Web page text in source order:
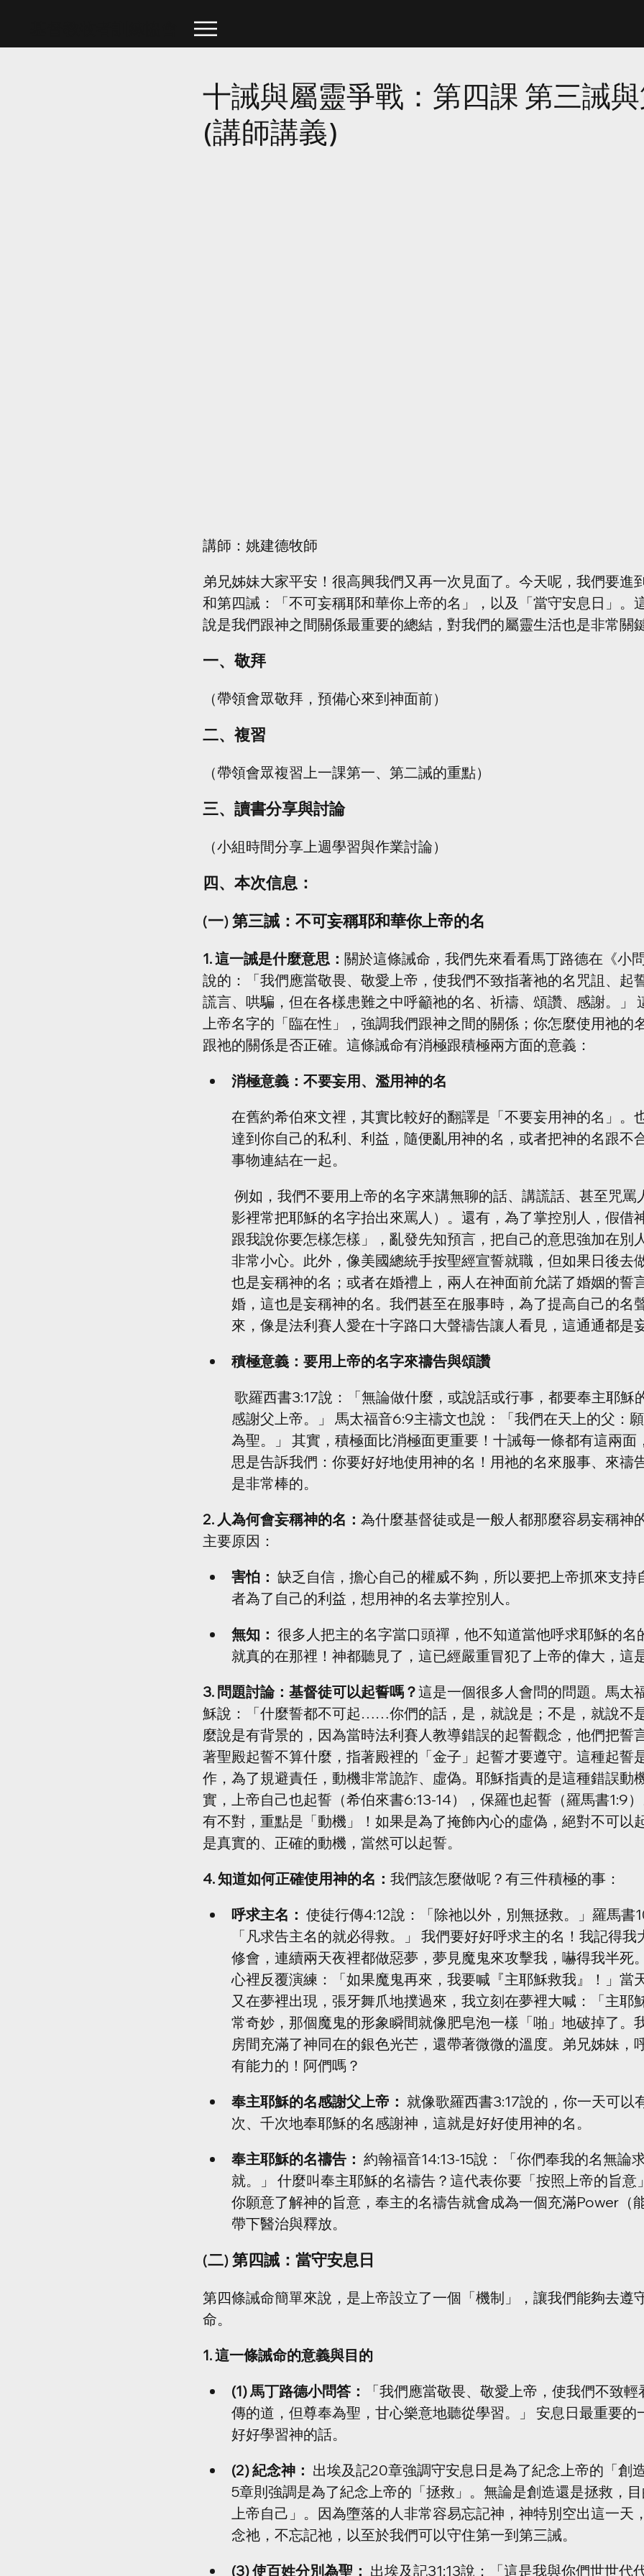
十誡與屬靈爭戰：第四課 第三誡
(講師講義)
講師：姚建德牧師
弟兄姊妹大家平安！很高興我們又再一次見面了。今天呢，我們要進
和第四誡：「不可妄稱耶和華你上帝的名」，以及「當守安息日」。
說是我們跟神之間關係最重要的總結，對我們的屬靈生活也是非常關鍵
一、敬拜
（帶領會眾敬拜，預備心來到神面前）
二、複習
（帶領會眾複習上一課第一、第二誡的重點）
三、讀書分享與討論
（小組時間分享上週學習與作業討論）
四、本次信息：
(一) 第三誡：不可妄稱耶和華你上帝的名
1. 這一誡是什麼意思： 關於這條誡命，我們先來看看馬丁路德在《小
說的：「我們應當敬畏、敬愛上帝，使我們不致指著祂的名咒詛、起
謊言、哄騙，但在各樣患難之中呼籲祂的名、祈禱、頌讚、感謝。」
上帝名字的「臨在性」，強調我們跟神之間的關係；你怎麼使用祂的
跟祂的關係是否正確。這條誡命有消極跟積極兩方面的意義：
消極意義：不要妄用、濫用神的名
在舊約希伯來文裡，其實比較好的翻譯是「不要妄用神的名」。
達到你自己的私利、利益，隨便亂用神的名，或者把神的名跟不
事物連結在一起。
影裡常把耶穌的名字抬出來罵人）。還有，為了掌控別人，假借
跟我說你要怎樣怎樣」，亂發先知預言，把自己的意思強加在別
非常小心。此外，像美國總統手按聖經宣誓就職，但如果日後去
也是妄稱神的名；或者在婚禮上，兩人在神面前允諾了婚姻的誓
婚，這也是妄稱神的名。我們甚至在服事時，為了提高自己的名
來，像是法利賽人愛在十字路口大聲禱告讓人看見，這通通都是
積極意義：要用上帝的名字來禱告與頌讚
感謝父上帝。」 馬太福音6:9主禱文也說：「我們在天上的父：
為聖。」 其實，積極面比消極面更重要！十誡每一條都有這兩面
思是告訴我們：你要好好地使用神的名！用祂的名來服事、來禱
是非常棒的。
2. 人為何會妄稱神的名： 為什麼基督徒或是一般人都那麼容易妄稱神
主要原因：
害怕： 缺乏自信，擔心自己的權威不夠，所以要把上帝抓來支持
者為了自己的利益，想用神的名去掌控別人。
無知： 很多人把主的名字當口頭禪，他不知道當他呼求耶穌的名
就真的在那裡！神都聽見了，這已經嚴重冒犯了上帝的偉大，這
3. 問題討論：基督徒可以起誓嗎？這是一個很多人會問的問題。馬太
穌說：「什麼誓都不可起……你們的話，是，就說是；不是，就說不
麼說是有背景的，因為當時法利賽人教導錯誤的起誓觀念，他們把誓
著聖殿起誓不算什麼，指著殿裡的「金子」起誓才要遵守。這種起誓
作，為了規避責任，動機非常詭詐、虛偽。耶穌指責的是這種錯誤動
實，上帝自己也起誓（希伯來書6:13-14），保羅也起誓（羅馬書1:9
有不對，重點是「動機」！如果是為了掩飾內心的虛偽，絕對不可以
是真實的、正確的動機，當然可以起誓。
4. 知道如何正確使用神的名： 我們該怎麼做呢？有三件積極的事：
呼求主名： 使徒行傳4:12說：「除祂以外，別無拯救。」羅馬書
「凡求告主名的就必得救。」 我們要好好呼求主的名！我記得我
修會，連續兩天夜裡都做惡夢，夢見魔鬼來攻擊我，嚇得我半死
心裡反覆演練：「如果魔鬼再來，我要喊『主耶穌救我』！」當
又在夢裡出現，張牙舞爪地撲過來，我立刻在夢裡大喊：「主耶
常奇妙，那個魔鬼的形象瞬間就像肥皂泡一樣「啪」地破掉了。
房間充滿了神同在的銀色光芒，還帶著微微的溫度。弟兄姊妹，
有能力的！阿們嗎？
奉主耶穌的名感謝父上帝： 就像歌羅西書3:17說的，你一天可以
次、千次地奉耶穌的名感謝神，這就是好好使用神的名。
奉主耶穌的名禱告： 約翰福音14:13-15說：「你們奉我的名無論
就。」 什麼叫奉主耶穌的名禱告？這代表你要「按照上帝的旨意
你願意了解神的旨意，奉主的名禱告就會成為一個充滿Power（
帶下醫治與釋放。
(二) 第四誡：當守安息日
第四條誡命簡單來說，是上帝設立了一個「機制」，讓我們能夠去遵
命。
1. 這一條誡命的意義與目的
(1) 馬丁路德小問答：
「我們應當敬畏、敬愛上帝，使我們不致
傳的道，但尊奉為聖，甘心樂意地聽從學習。」 安息日最重要的
好好學習神的話。
(2) 紀念神： 出埃及記20章強調守安息日是為了紀念上帝的「創
5章則強調是為了紀念上帝的「拯救」。無論是創造還是拯救，
上帝自己」。因為墮落的人非常容易忘記神，神特別空出這一天
念祂，不忘記祂，以至於我們可以守住第一到第三誡。
(3) 使百姓分別為聖： 出埃及記31:13說：「這是我與你們世世代